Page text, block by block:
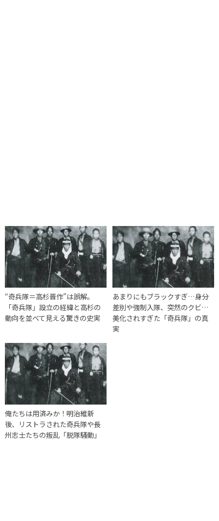
“奇兵隊＝高杉晋作”は誤解。
「奇兵隊」設立の経緯と高杉の
動向を並べて見える驚きの史実
あまりにもブラックすぎ…身分
差別や強制入隊、突然のクビ…
美化されすぎた「奇兵隊」の真
実
俺たちは用済みか！明治維新
後、リストラされた奇兵隊や長
州志士たちの叛乱「脱隊騒動」